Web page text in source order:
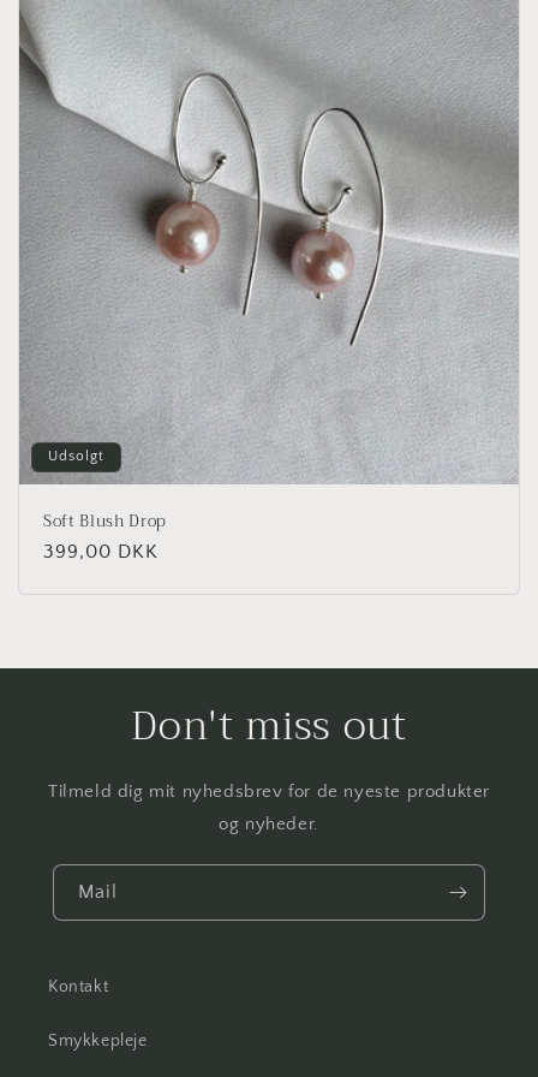
t
i
o
n
:
Udsolgt
Soft Blush Drop
Normalpris
399,00 DKK
Don't miss out
Tilmeld dig mit nyhedsbrev for de nyeste produkter
og nyheder.
Mail
Kontakt
Smykkepleje